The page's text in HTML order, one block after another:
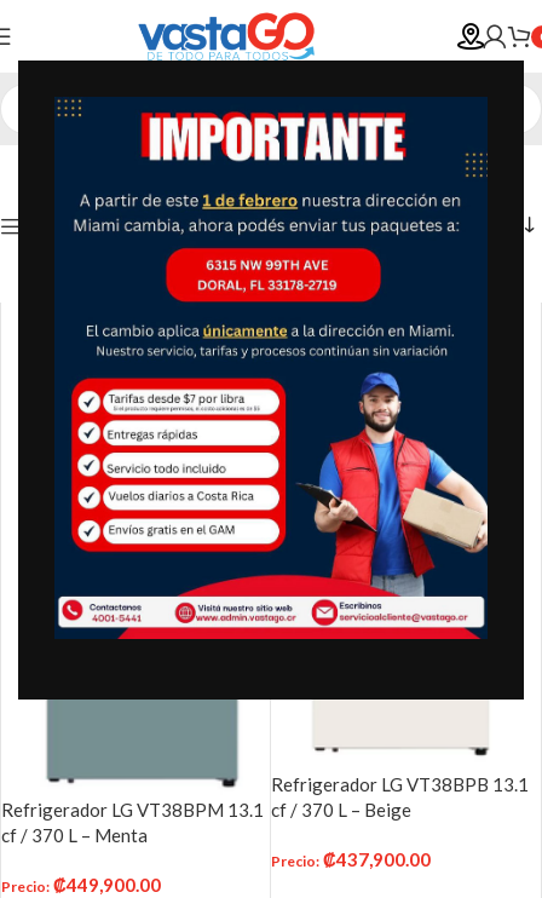
Show column
Refrigerador LG VT38BPM 13.1
cf / 370 L – Menta
Precio: ₡449,900.00
Refrigerador LG VT38BPB 13.1
cf / 370 L – Beige
Precio: ₡437,900.00